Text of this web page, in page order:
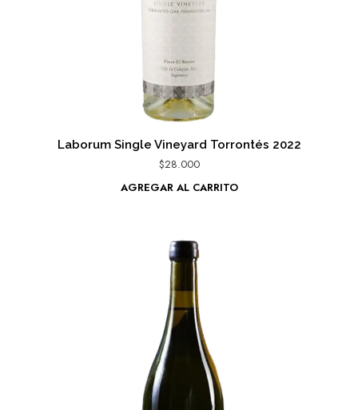
Laborum Single Vineyard Torrontés 2022
$28.000
AGREGAR AL CARRITO